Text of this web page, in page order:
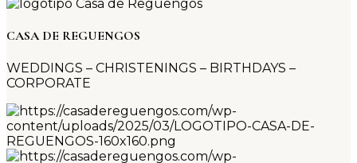
CASA DE REGUENGOS
WEDDINGS – CHRISTENINGS – BIRTHDAYS –
CORPORATE